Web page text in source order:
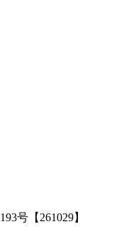
号【261029】